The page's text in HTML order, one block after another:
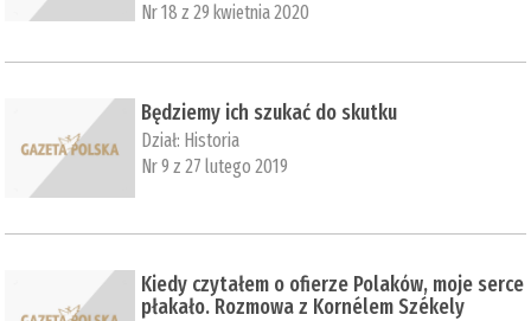
Nr 18 z 29 kwietnia 2020
Będziemy ich szukać do skutku
Dział: Historia
Nr 9 z 27 lutego 2019
Kiedy czytałem o ofierze Polaków, moje serce
płakało. Rozmowa z Kornélem Székely